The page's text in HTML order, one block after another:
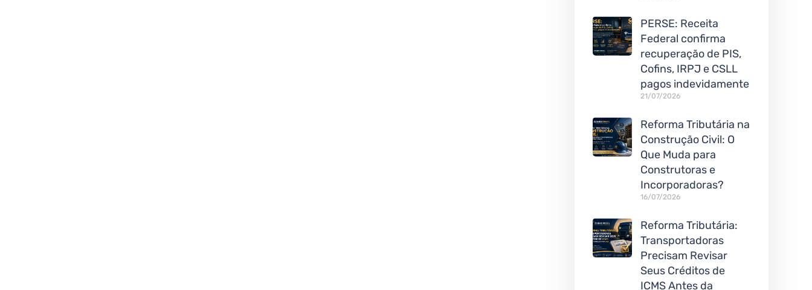
PERSE: Receita
Federal confirma
recuperação de PIS,
Cofins, IRPJ e CSLL
pagos indevidamente
21/07/2026
Reforma Tributária na
Construção Civil: O
Que Muda para
Construtoras e
Incorporadoras?
16/07/2026
Reforma Tributária:
Transportadoras
Precisam Revisar
Seus Créditos de
ICMS Antes da